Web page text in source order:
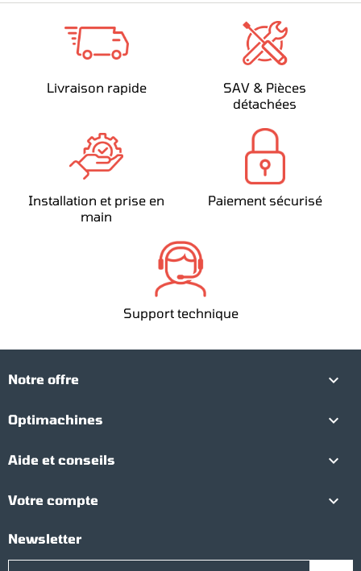
Livraison rapide
SAV & Pièces
détachées
Installation et prise en
main
Paiement sécurisé
Support technique
Notre offre 
Optimachines 
Aide et conseils 
Votre compte 
Newsletter